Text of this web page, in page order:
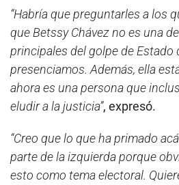
“Habría que preguntarles a los
que Betssy Chávez no es una
principales del golpe de Estado
presenciamos. Además, ella
ahora es una persona que
eludir a la justicia”, expresó.
“Creo que lo que ha primado
parte de la izquierda porque
esto como tema electoral.